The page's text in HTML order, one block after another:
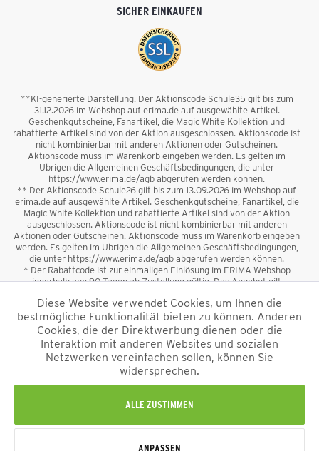
SICHER EINKAUFEN
**KI-generierte Darstellung. Der Aktionscode Schule35 gilt bis zum
31.12.2026 im Webshop auf erima.de auf ausgewählte Artikel.
Geschenkgutscheine, Fanartikel, die Magic White Kollektion und
rabattierte Artikel sind von der Aktion ausgeschlossen. Aktionscode ist
nicht kombinierbar mit anderen Aktionen oder Gutscheinen.
Aktionscode muss im Warenkorb eingeben werden. Es gelten im
Übrigen die Allgemeinen Geschäftsbedingungen, die unter
https://www.erima.de/agb abgerufen werden können.
** Der Aktionscode Schule26 gilt bis zum 13.09.2026 im Webshop auf
erima.de auf ausgewählte Artikel. Geschenkgutscheine, Fanartikel, die
Magic White Kollektion und rabattierte Artikel sind von der Aktion
ausgeschlossen. Aktionscode ist nicht kombinierbar mit anderen
Aktionen oder Gutscheinen. Aktionscode muss im Warenkorb eingeben
werden. Es gelten im Übrigen die Allgemeinen Geschäftsbedingungen,
die unter https://www.erima.de/agb abgerufen werden können.
* Der Rabattcode ist zur einmaligen Einlösung im ERIMA Webshop
innerhalb von 90 Tagen ab Zustellung gültig. Das Angebot gilt
sowie Geschenkgutscheine sind vom Rabatt ausgeschlossen. Der
Rabattcode ist nicht mit anderen Aktionen oder Gutscheinen
kombinierbar. Der Mindestbestellwert beträgt 50 €
*Alle Preise verstehen sich inkl. Mehrwertsteuer und zzgl.
und ggf. Nachnahmegebühren, wenn nicht anders
beschrieben.
Diese Website verwendet Cookies, um Ihnen die
bestmögliche Funktionalität bieten zu können. Anderen
Cookies, die der Direktwerbung dienen oder die
Interaktion mit anderen Websites und sozialen
Netzwerken vereinfachen sollen, können Sie
widersprechen.